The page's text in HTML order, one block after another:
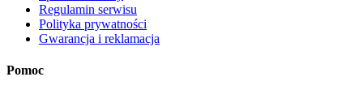
Regulamin serwisu
Polityka prywatności
Gwarancja i reklamacja
Pomoc